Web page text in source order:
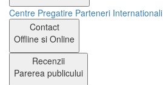
Centre Pregatire Parteneri Internationali
Contact
Offline si Online
Recenzii
Parerea publicului